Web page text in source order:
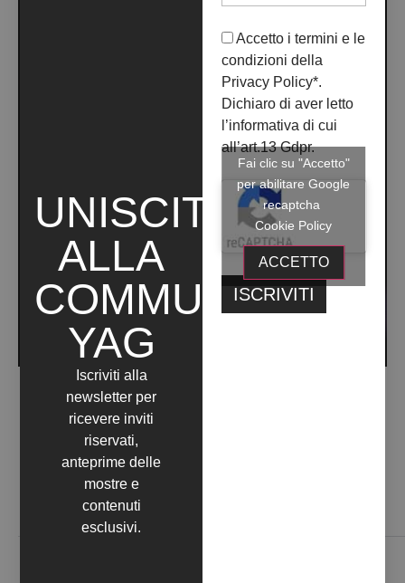
Contattaci
UNISCITI
ALLA
COMMUNITY
YAG
Iscriviti alla
newsletter per
ricevere inviti
riservati,
anteprime delle
mostre e
contenuti
esclusivi.
Accetto i termini e le
condizioni della
Privacy Policy*.
Dichiaro di aver letto
l’informativa di cui
all’art.13 Gdpr.
Fai clic su "Accetto"
per abilitare Google
recaptcha
Cookie Policy
ACCETTO